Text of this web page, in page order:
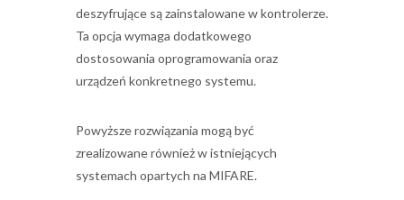
deszyfrujące są zainstalowane w kontrolerze.
Ta opcja wymaga dodatkowego
dostosowania oprogramowania oraz
urządzeń konkretnego systemu.
Powyższe rozwiązania mogą być
zrealizowane również w istniejących
systemach opartych na MIFARE.